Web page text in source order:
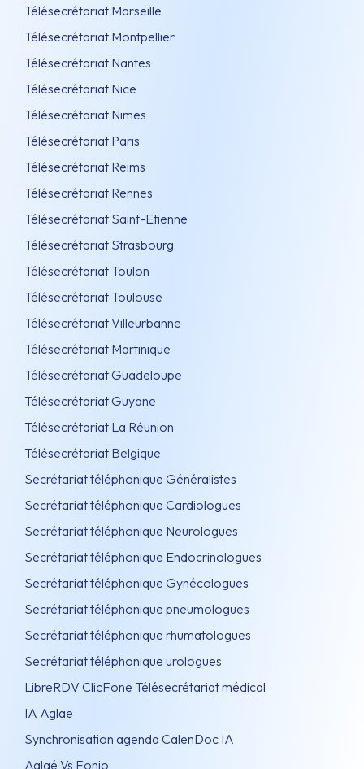
Télésecrétariat Marseille
Télésecrétariat Montpellier
Télésecrétariat Nantes
Télésecrétariat Nice
Télésecrétariat Nimes
Télésecrétariat Paris
Télésecrétariat Reims
Télésecrétariat Rennes
Télésecrétariat Saint-Etienne
Télésecrétariat Strasbourg
Télésecrétariat Toulon
Télésecrétariat Toulouse
Télésecrétariat Villeurbanne
Télésecrétariat Martinique
Télésecrétariat Guadeloupe
Télésecrétariat Guyane
Télésecrétariat La Réunion
Télésecrétariat Belgique
Secrétariat téléphonique Généralistes
Secrétariat téléphonique Cardiologues
Secrétariat téléphonique Neurologues
Secrétariat téléphonique Endocrinologues
Secrétariat téléphonique Gynécologues
Secrétariat téléphonique pneumologues
Secrétariat téléphonique rhumatologues
Secrétariat téléphonique urologues
LibreRDV ClicFone Télésecrétariat médical
IA Aglae
Synchronisation agenda CalenDoc IA
Aglaé Vs Fonio